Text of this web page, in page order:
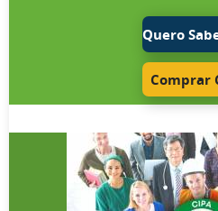
curso da CIPA para empresas
proporcionar aos membros da
capacitação necessária para
funções. Este treinamento visa
tarefas atribuídas à CIPA, com
auxiliar a empresa na
proteção da vida. Público do
3 - Online Este curso é voltado
Quero
Comprar